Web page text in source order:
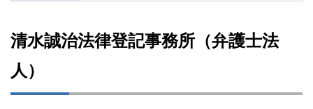
清水誠治法律登記事務所（弁護士法
人）